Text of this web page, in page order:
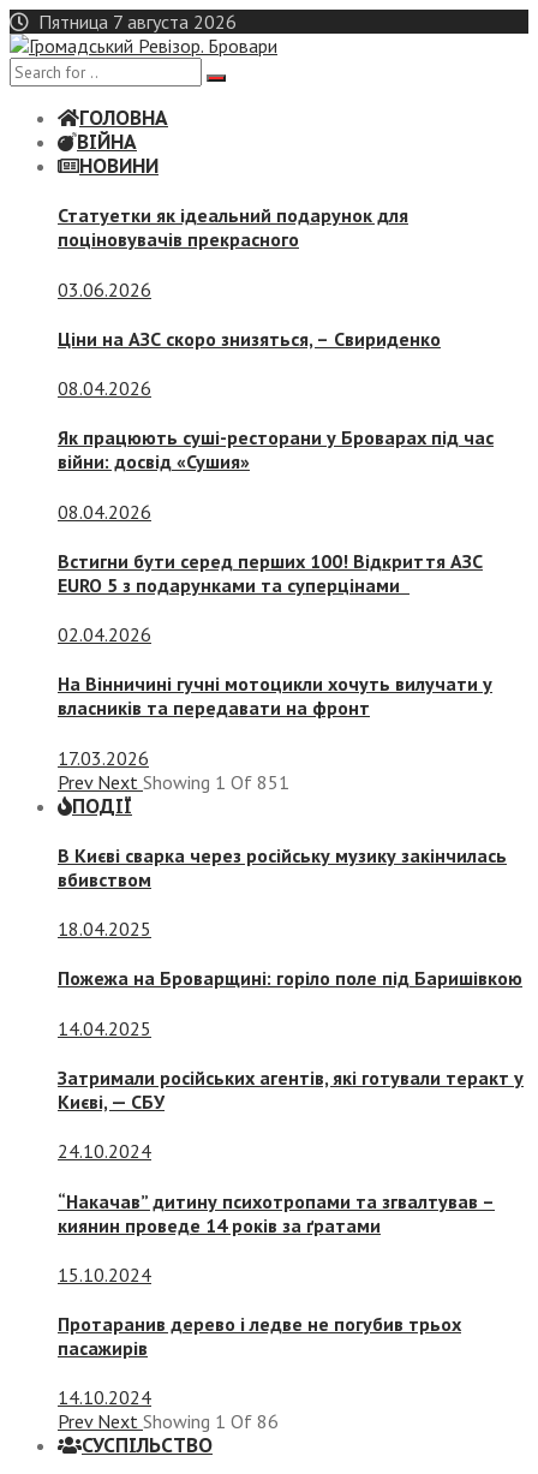
Skip
to
content
Пятница 7 августа 2026
ГОЛОВНА
ВІЙНА
НОВИНИ
Статуетки як ідеальний подарунок для
поціновувачів прекрасного
03.06.2026
Ціни на АЗС скоро знизяться, – Свириденко
08.04.2026
Як працюють суші-ресторани у Броварах під час
війни: досвід «Сушия»
08.04.2026
Встигни бути серед перших 100! Відкриття АЗС
EURO 5 з подарунками та суперцінами
02.04.2026
На Вінничині гучні мотоцикли хочуть вилучати у
власників та передавати на фронт
17.03.2026
Prev Next Showing 1 Of 851
ПОДІЇ
В Києві сварка через російську музику закінчилась
вбивством
18.04.2025
Пожежа на Броварщині: горіло поле під Баришівкою
14.04.2025
Затримали російських агентів, які готували теракт у
Києві, — СБУ
24.10.2024
“Накачав” дитину психотропами та згвалтував –
киянин проведе 14 років за ґратами
15.10.2024
Протаранив дерево і ледве не погубив трьох
пасажирів
14.10.2024
Prev Next Showing 1 Of 86
СУСПIЛЬСТВО